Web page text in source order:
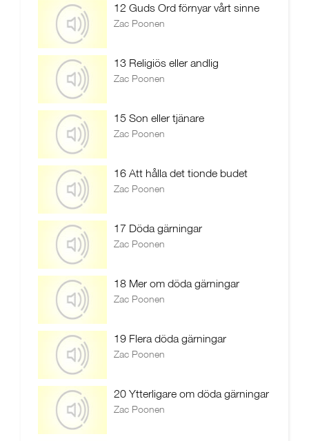
12 Guds Ord förnyar vårt sinne
Zac Poonen
13 Religiös eller andlig
Zac Poonen
15 Son eller tjänare
Zac Poonen
16 Att hålla det tionde budet
Zac Poonen
17 Döda gärningar
Zac Poonen
18 Mer om döda gärningar
Zac Poonen
19 Flera döda gärningar
Zac Poonen
20 Ytterligare om döda gärningar
Zac Poonen